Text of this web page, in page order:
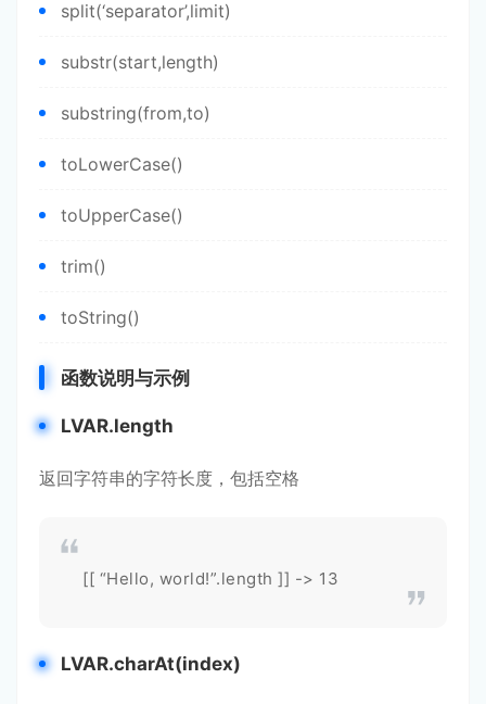
split(‘separator’,limit)
substr(start,length)
substring(from,to)
toLowerCase()
toUpperCase()
trim()
toString()
函数说明与示例
LVAR.length
返回字符串的字符长度，包括空格
[[ “Hello, world!”.length ]] -> 13
LVAR.charAt(index)